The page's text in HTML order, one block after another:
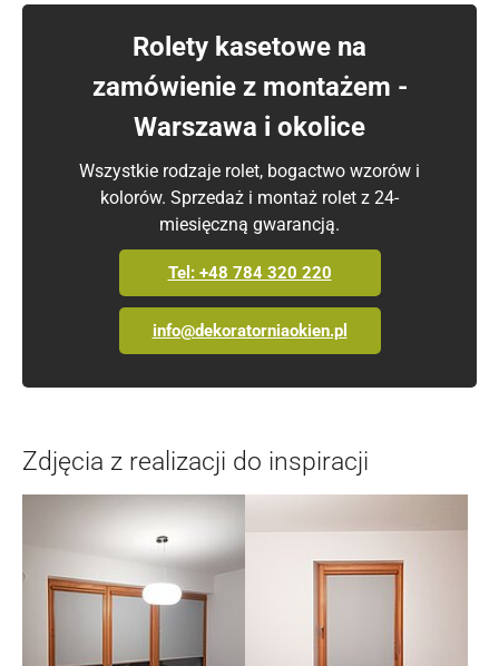
Rolety kasetowe na
zamówienie z montażem -
Warszawa i okolice
Wszystkie rodzaje rolet, bogactwo wzorów i
kolorów. Sprzedaż i montaż rolet z 24-
miesięczną gwarancją.
Tel: +48 784 320 220
info@dekoratorniaokien.pl
Zdjęcia z realizacji do inspiracji